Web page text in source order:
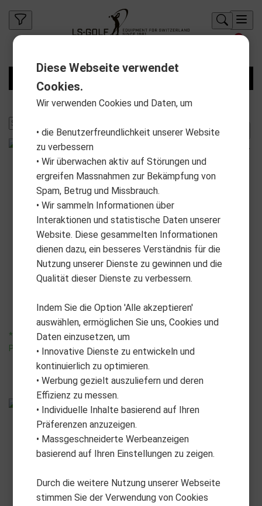
PURE 2 IMPROVE
Putting Mirror 53cm
*unverbindliche
Preisempfehlung
PURE 2 IMPROVE
Preisempfehlung
Diese Webseite verwendet
Cookies.
Wir verwenden Cookies und Daten, um
• die Benutzerfreundlichkeit unserer Website
zu verbessern
• Wir überwachen aktiv auf Störungen und
ergreifen Massnahmen zur Bekämpfung von
Spam, Betrug und Missbrauch.
• Wir sammeln Informationen über
Interaktionen und statistische Daten unserer
Website. Diese gesammelten Informationen
dienen dazu, ein besseres Verständnis für die
Nutzung unserer Dienste zu gewinnen und die
Qualität dieser Dienste zu verbessern.
Indem Sie die Option 'Alle akzeptieren'
auswählen, ermöglichen Sie uns, Cookies und
Daten einzusetzen, um
• Innovative Dienste zu entwickeln und
kontinuierlich zu optimieren.
• Werbung gezielt auszuliefern und deren
Effizienz zu messen.
• Individuelle Inhalte basierend auf Ihren
Präferenzen anzuzeigen.
• Massgeschneiderte Werbeanzeigen
basierend auf Ihren Einstellungen zu zeigen.
Durch die weitere Nutzung unserer Webseite
stimmen Sie der Verwendung von Cookies